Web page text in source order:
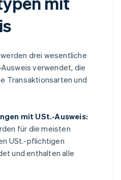
drei wesentliche
verwendet, die
Transaktionsarten und
mit USt.-Ausweis:
für die meisten
USt.-pflichtigen
und enthalten alle